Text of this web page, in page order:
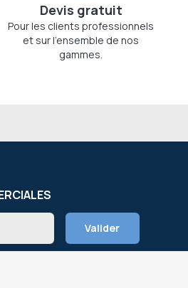
Devis gratuit
Pour les clients professionnels
et sur l'ensemble de nos
gammes.
Valider